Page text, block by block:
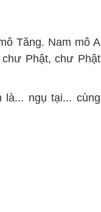
Tăng. Nam mô A
Phật, chư Phật
là... ngụ tại... cùng